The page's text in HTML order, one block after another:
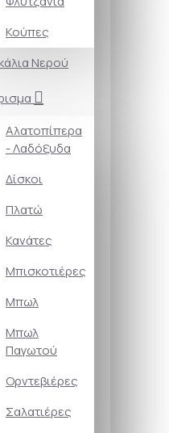
Κούπες
Νερού
Αλατοπίπερα
- Λαδόξυδα
Δίσκοι
Πλατώ
Κανάτες
Μπισκοτιέρες
Μπωλ
Μπωλ
Παγωτού
Ορντεβιέρες
Σαλατιέρες